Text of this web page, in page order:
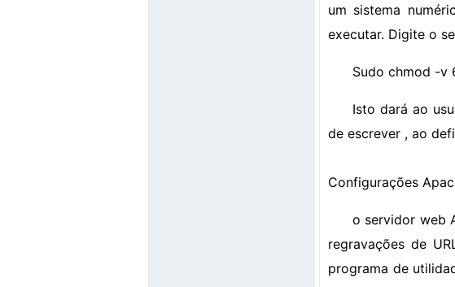
um sistema
executar. Digite o
Sudo chmod -v
Isto dará ao
de escrever , ao
Configurações
o servidor web
regravações de
programa de